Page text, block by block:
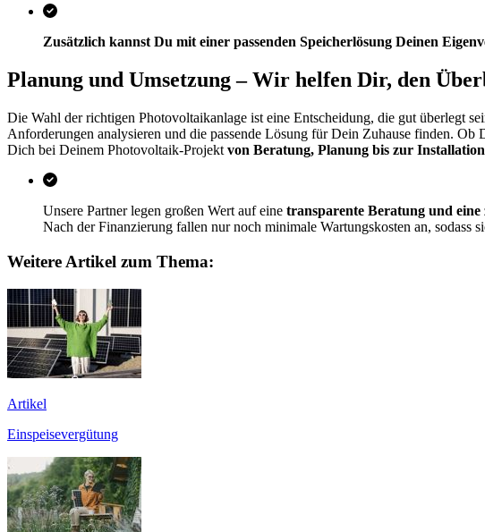
Zusätzlich kannst Du mit einer passenden Speicherlösung Deinen
Planung und Umsetzung – Wir helfen Dir, den
Die Wahl der richtigen Photovoltaikanlage ist eine Entscheidung, die gut überlegt
Anforderungen analysieren und die passende Lösung für Dein Zuhause finden.
Dich bei Deinem Photovoltaik-Projekt von Beratung, Planung bis zur Installation
Unsere Partner legen großen Wert auf eine transparente Beratung und
Nach der Finanzierung fallen nur noch minimale Wartungskosten an, sodass
Weitere Artikel zum Thema:
Artikel
Einspeisevergütung